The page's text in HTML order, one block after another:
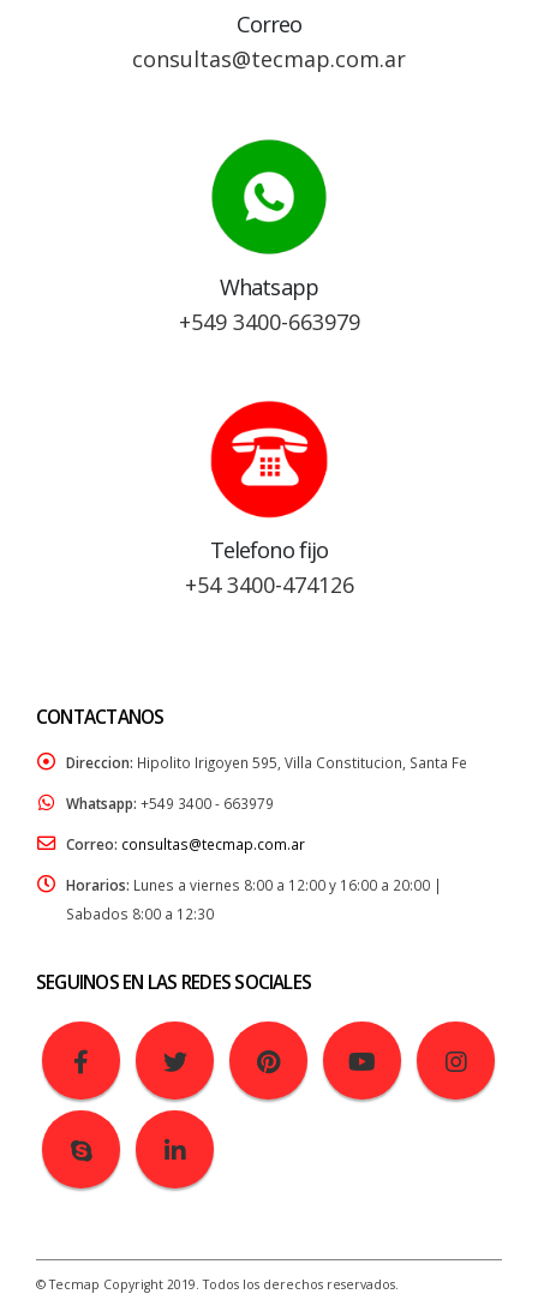
Correo
consultas@tecmap.com.ar
Whatsapp
+549 3400-663979
Telefono fijo
+54 3400-474126
CONTACTANOS
Direccion: Hipolito Irigoyen 595, Villa Constitucion, Santa Fe
Whatsapp: +549 3400 - 663979
Correo: consultas@tecmap.com.ar
Horarios: Lunes a viernes 8:00 a 12:00 y 16:00 a 20:00 |
Sabados 8:00 a 12:30
SEGUINOS EN LAS REDES SOCIALES
© Tecmap Copyright 2019. Todos los derechos reservados.